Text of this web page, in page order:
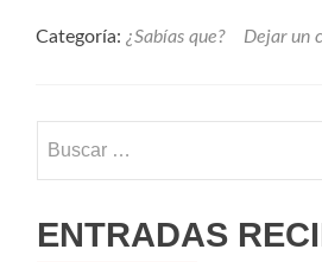
Categoría: ¿Sabías que? Dejar un
ENTRADAS